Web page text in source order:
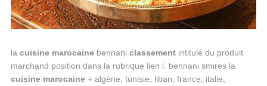
la cuisine marocainebennani classementintitulé du produit
marchand position dans la rubrique lien l. bennani smires la
cuisine marocaine+ algérie, tunisie, liban, france, italie,